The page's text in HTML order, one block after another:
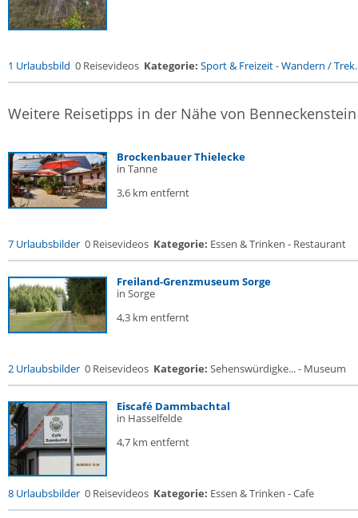
1 Urlaubsbild 0 Reisevideos Kategorie: Sport & Freizeit-Wandern /
Weitere Reisetipps in der Nähe von Benneckenstein
Brockenbauer Thielecke
in Tanne
3,6 km entfernt
7 Urlaubsbilder 0 Reisevideos Kategorie: Essen & Trinken - Restaurant
Freiland-Grenzmuseum Sorge
in Sorge
4,3 km entfernt
2 Urlaubsbilder 0 Reisevideos Kategorie: Sehenswürdigke... - Museum
Eiscafé Dammbachtal
in Hasselfelde
4,7 km entfernt
8 Urlaubsbilder 0 Reisevideos Kategorie: Essen & Trinken - Cafe